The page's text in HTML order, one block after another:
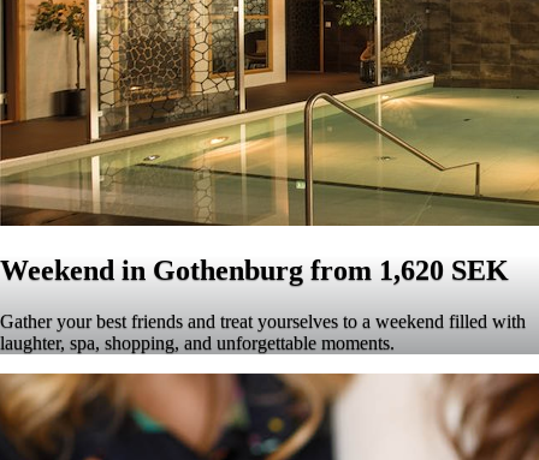
Weekend in Gothenburg from 1,620 SEK
Gather your best friends and treat yourselves to a weekend filled with
laughter, spa, shopping, and unforgettable moments.